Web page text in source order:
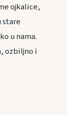
ojkalice,
stare
u nama.
ozbiljno i